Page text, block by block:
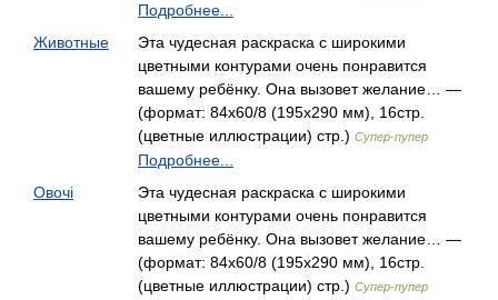
Подробнее...
Животные
Эта чудесная раскраска с широкими
цветными контурами очень понравится
вашему ребёнку. Она вызовет желание… —
(формат: 84х60/8 (195х290 мм), 16стр.
(цветные иллюстрации) стр.) Супер-пупер
Подробнее...
Овочі
Эта чудесная раскраска с широкими
цветными контурами очень понравится
вашему ребёнку. Она вызовет желание… —
(формат: 84х60/8 (195х290 мм), 16стр.
(цветные иллюстрации) стр.) Супер-пупер